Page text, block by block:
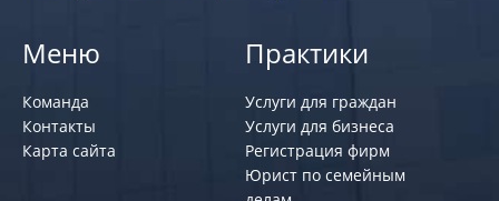
Меню
Команда
Контакты
Карта сайта
Практики
Услуги для граждан
Услуги для бизнеса
Регистрация фирм
Юрист по семейным